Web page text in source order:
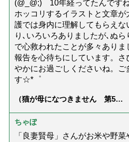
(@_@;) 10年経ってたんです
ホッコリするイラストと文章
護では身内に理解してもらえな
り､いろいろありましたが､ぬ
で心救われたことが多々あり
報告を心待ちにしています。さ
やかにお過ごしくださいね。ご
す☆*゜
（猫が母になつきません 第500
ちゃぼ
「良妻賢母」さんがお米や野